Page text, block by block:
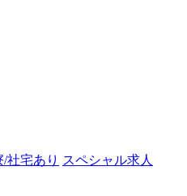
/社宅あり スペシャル求人